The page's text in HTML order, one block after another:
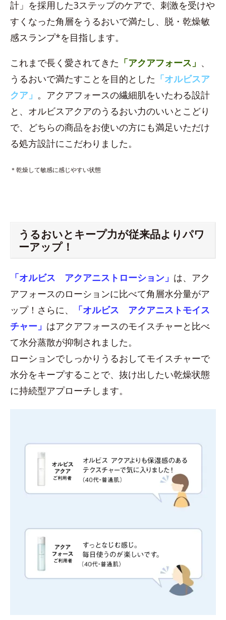
計」を採用した3ステップのケアで、刺激を受けや
すくなった角層をうるおいで満たし、脱・乾燥敏
感スランプ*を目指します。
これまで長く愛されてきた 「アクアフォース」 、
うるおいで満たすことを目的とした 「オルビスア
クア」 。アクアフォースの繊細肌をいたわる設計
と、オルビスアクアのうるおい力のいいとこどり
で、どちらの商品をお使いの方にも満足いただけ
る処方設計にこだわりました。
＊乾燥して敏感に感じやすい状態
うるおいとキープ力が従来品よりパワ
ーアップ！
「オルビス アクアニストローション」 は、アク
アフォースのローションに比べて角層水分量がア
ップ！さらに、
「オルビス アクアニストモイス
チャー」 はアクアフォースのモイスチャーと比べ
て水分蒸散が抑制されました。
ローションでしっかりうるおしてモイスチャーで
水分をキープすることで、抜け出したい乾燥状態
に持続型アプローチします。